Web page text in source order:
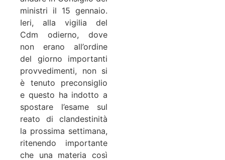
ministri il 15 gennaio.
Ieri, alla vigilia del
Cdm odierno, dove
non erano all’ordine
del giorno importanti
provvedimenti, non si
è tenuto preconsiglio
e questo ha indotto a
spostare l’esame sul
reato di clandestinità
la prossima settimana,
ritenendo importante
che una materia così